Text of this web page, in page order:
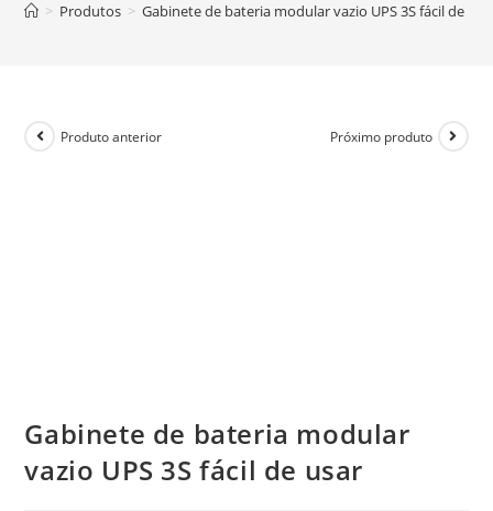
> Produtos > Gabinete de bateria modular vazio UPS 3S fácil de
Produto anterior Próximo produto
Gabinete de bateria modular
vazio UPS 3S fácil de usar